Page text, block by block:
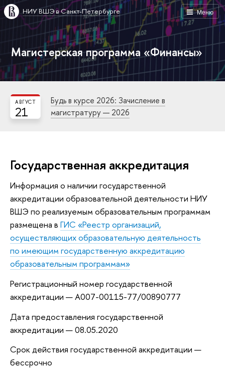
Меню
НИУ ВШЭ в Санкт-Петербурге
Магистерская программа «Финансы»
21
АВГУСТ
Будь в курсе 2026: Зачисление в
магистратуру — 2026
Государственная аккредитация
Информация о наличии государственной
аккредитации образовательной деятельности НИУ
ВШЭ по реализуемым образовательным программам
размещена в ГИС «Реестр организаций,
осуществляющих образовательную деятельность
по имеющим государственную аккредитацию
образовательным программам»
Регистрационный номер государственной
аккредитации — А007-00115-77/00890777
Дата предоставления государственной
аккредитации — 08.05.2020
Срок действия государственной аккредитации —
бессрочно